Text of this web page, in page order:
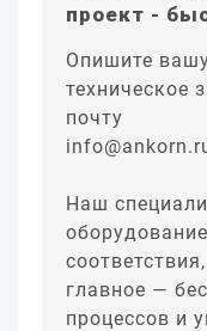
проект -
Опишите
техническое
почту
Наш
главное —
процессов и